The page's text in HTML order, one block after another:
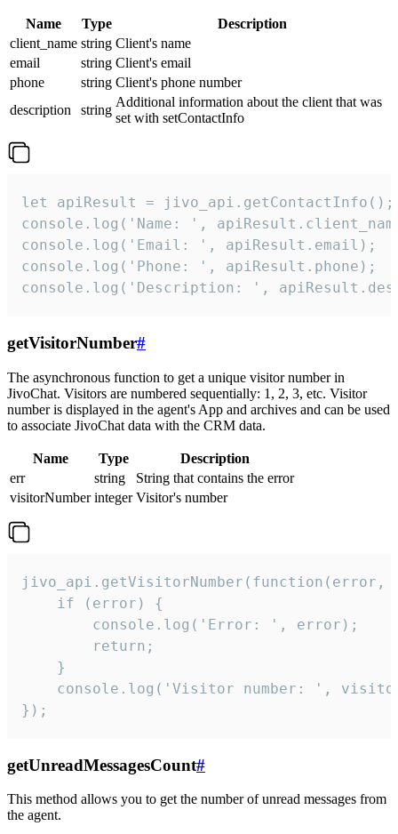
Name Type
Description
client_name string Client's name
email
string Client's email
phone
string Client's phone number
description
string
Additional information about the client that was
set with setContactInfo
let apiResult = jivo_api.getContactInfo();
console.log('Name: ',
console.log('Email: ', apiResult.email);
console.log('Phone: ', apiResult.phone);
console.log('Description: ',
getVisitorNumber#
The asynchronous function to get a unique visitor number in
JivoChat. Visitors are numbered sequentially: 1, 2, 3, etc. Visitor
number is displayed in the agent's App and archives and can be used
to associate JivoChat data with the CRM data.
Name Type
Description
err
string
String that contains the error
visitorNumber integer Visitor's number
jivo_api.getVisitorNumber(function(error,
    if (error) {
        console.log('Error: ', error);
        return;
    }
console.log('Visitor number: ',
});
getUnreadMessagesCount#
This method allows you to get the number of unread messages from
the agent.